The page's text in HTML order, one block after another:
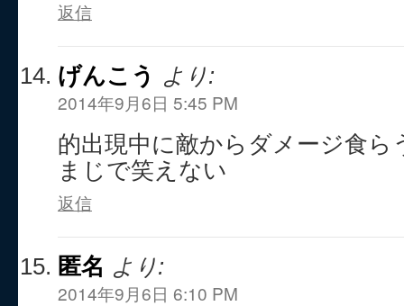
返信
げんこう より:
2014年9月6日 5:45 PM
的出現中に敵からダメージ食ら
まじで笑えない
返信
匿名 より:
2014年9月6日 6:10 PM